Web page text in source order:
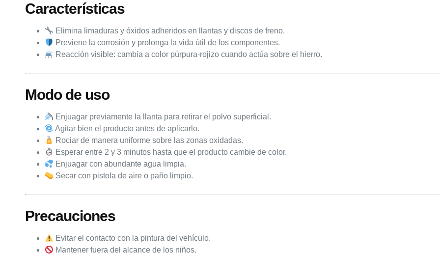
Características
Elimina limaduras y óxidos adheridos en llantas y discos de freno.
Previene la corrosión y prolonga la vida útil de los componentes.
Reacción visible: cambia a color púrpura-rojizo cuando actúa sobre el hierro.
Modo de uso
Enjuagar previamente la llanta para retirar el polvo superficial.
Agitar bien el producto antes de aplicarlo.
Rociar de manera uniforme sobre las zonas oxidadas.
Esperar entre 2 y 3 minutos hasta que el producto cambie de color.
Enjuagar con abundante agua limpia.
Secar con pistola de aire o paño limpio.
Precauciones
Evitar el contacto con la pintura del vehículo.
Mantener fuera del alcance de los niños.